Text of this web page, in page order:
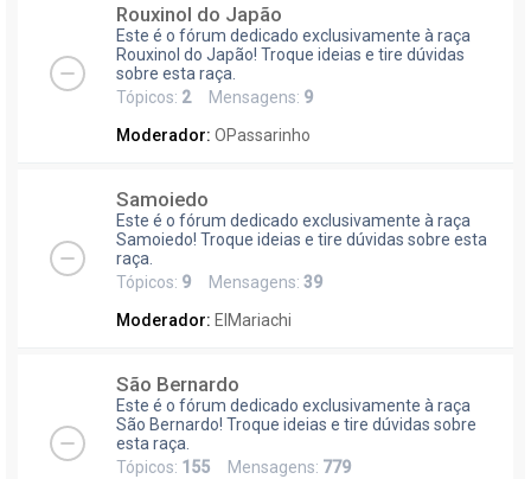
Rouxinol do Japão
Este é o fórum dedicado exclusivamente à raça
Rouxinol do Japão! Troque ideias e tire dúvidas
sobre esta raça.
Tópicos: 2Mensagens: 9
Moderador: OPassarinho
Samoiedo
Este é o fórum dedicado exclusivamente à raça
Samoiedo! Troque ideias e tire dúvidas sobre esta
raça.
Tópicos: 9 Mensagens: 39
Moderador: ElMariachi
São Bernardo
Este é o fórum dedicado exclusivamente à raça
São Bernardo! Troque ideias e tire dúvidas sobre
esta raça.
Tópicos: 155 Mensagens: 779